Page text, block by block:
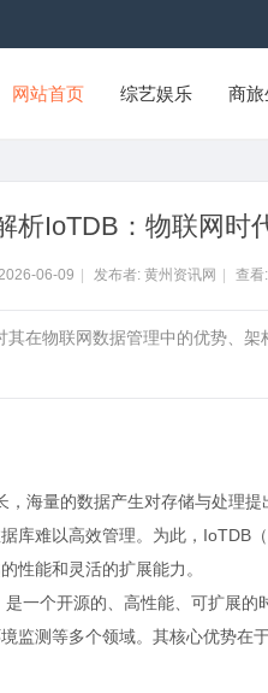
网站首页 综艺娱乐 商
析IoTDB：物联网时
06-09 发布者: 黄州资讯网 查
其在物联网数据管理中的优势、
，海量的数据产生对存储与处理
库难以高效管理。为此，
性能和灵活的扩展能力。
一个开源的、高性能、可扩展
监测等多个领域。其核心优势在